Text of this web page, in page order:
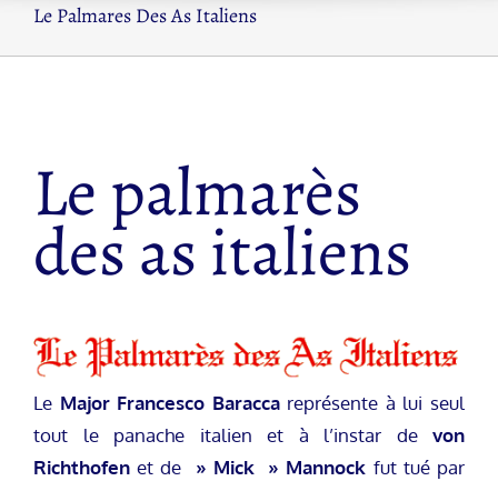
Le Palmares Des As Italiens
Le palmarès
des as italiens
Le Major Francesco Baraccareprésente à lui seul
tout le panache italien et à l’instar de von
Richthofen et de » Mick » Mannock fut tué par